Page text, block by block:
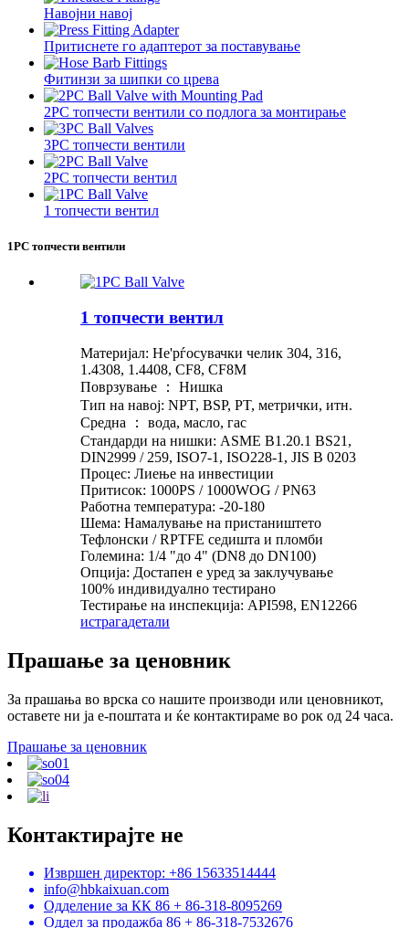
Навојни навој
Притиснете го адаптерот за поставување
Фитинзи за шипки со црева
2PC топчести вентили со подлога за монтирање
3PC топчести вентили
2PC топчести вентил
1 топчести вентил
1PC топчести вентили
1 топчести вентил
Материјал: Не'рѓосувачки челик 304, 316,
1.4308, 1.4408, CF8, CF8M
Поврзување ： Нишка
Тип на навој: NPT, BSP, PT, метрички, итн.
Средна ： вода, масло, гас
Стандарди на нишки: ASME B1.20.1 BS21,
DIN2999 / 259, ISO7-1, ISO228-1, JIS B 0203
Процес: Лиење на инвестиции
Притисок: 1000PS / 1000WOG / PN63
Работна температура: -20-180
Шема: Намалување на пристаништето
Тефлонски / RPTFE седишта и пломби
Големина: 1/4 "до 4" (DN8 до DN100)
Опција: Достапен е уред за заклучување
100% индивидуално тестирано
Тестирање на инспекција: API598, EN12266
истрагадетали
Прашање за ценовник
За прашања во врска со нашите производи или ценовникот,
оставете ни ја е-поштата и ќе контактираме во рок од 24 часа.
Прашање за ценовник
Контактирајте не
Извршен директор: +86 15633514444
info@hbkaixuan.com
Одделение за КК 86 + 86-318-8095269
Оддел за продажба 86 + 86-318-7532676